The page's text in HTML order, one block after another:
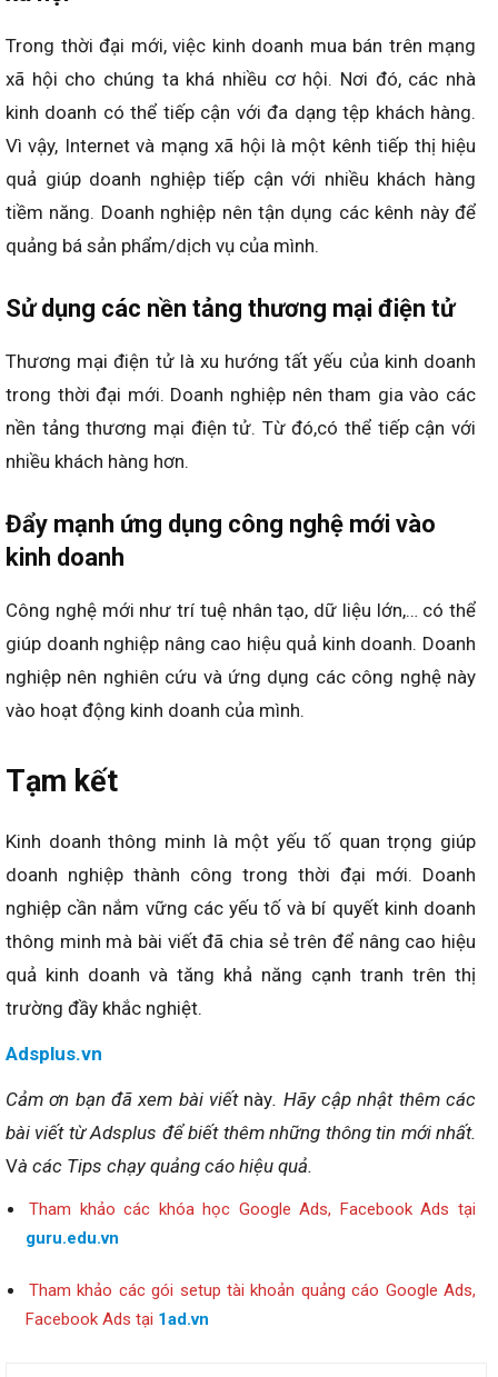
Trong thời đại mới, việc kinh doanh mua bán trên mạng
xã hội cho chúng ta khá nhiều cơ hội. Nơi đó, các nhà
kinh doanh có thể tiếp cận với đa dạng tệp khách hàng.
Vì vậy, Internet và mạng xã hội là một kênh tiếp thị hiệu
quả giúp doanh nghiệp tiếp cận với nhiều khách hàng
tiềm năng. Doanh nghiệp nên tận dụng các kênh này để
quảng bá sản phẩm/dịch vụ của mình.
Sử dụng các nền tảng thương mại điện tử
Thương mại điện tử là xu hướng tất yếu của kinh doanh
trong thời đại mới. Doanh nghiệp nên tham gia vào các
nền tảng thương mại điện tử. Từ đó,có thể tiếp cận với
nhiều khách hàng hơn.
Đẩy mạnh ứng dụng công nghệ mới vào
kinh doanh
Công nghệ mới như trí tuệ nhân tạo, dữ liệu lớn,… có thể
giúp doanh nghiệp nâng cao hiệu quả kinh doanh. Doanh
nghiệp nên nghiên cứu và ứng dụng các công nghệ này
vào hoạt động kinh doanh của mình.
Tạm kết
Kinh doanh thông minh là một yếu tố quan trọng giúp
doanh nghiệp thành công trong thời đại mới. Doanh
nghiệp cần nắm vững các yếu tố và bí quyết kinh doanh
thông minh mà bài viết đã chia sẻ trên để nâng cao hiệu
quả kinh doanh và tăng khả năng cạnh tranh trên thị
trường đầy khắc nghiệt.
Adsplus.vn
Cảm ơn bạn đã xem bài viết này. Hãy cập nhật thêm các
bài viết từ Adsplus để biết thêm những thông tin mới nhất.
Và các Tips chạy quảng cáo hiệu quả.
Tham khảo các khóa học Google Ads, Facebook Ads tại
guru.edu.vn
Tham khảo các gói setup tài khoản quảng cáo Google Ads,
Facebook Ads tại 1ad.vn